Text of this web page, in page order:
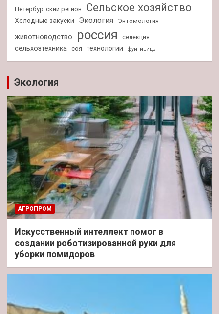
Петербургский регион
Сельское хозяйство
Холодные закуски Экология Энтомология
животноводство россия селекция
сельхозтехника соя технологии фунгициды
Экология
АГРОПРОМ
Искусственный интеллект помог в
создании роботизированной руки для
уборки помидоров